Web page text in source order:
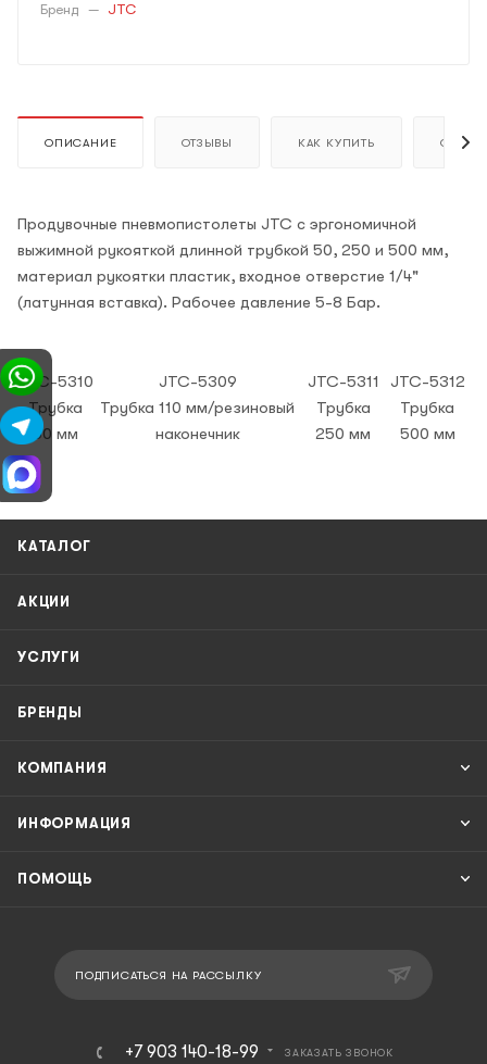
Бренд — JTC
ОПИСАНИЕ ОТЗЫВЫ КАК КУПИТЬ ОПЛАТА
Продувочные пневмопистолеты JTC с эргономичной
выжимной рукояткой длинной трубкой 50, 250 и 500 мм,
материал рукоятки пластик, входное отверстие 1/4"
(латунная вставка). Рабочее давление 5-8 Бар.
JTC-5310 JTC-5309 JTC-5311
JTC-5312
Трубка
50 мм
Трубка 110 мм/резиновый
наконечник
Трубка
250 мм
Трубка
500 мм
КАТАЛОГ
АКЦИИ
УСЛУГИ
БРЕНДЫ
КОМПАНИЯ
ИНФОРМАЦИЯ
ПОМОЩЬ
ПОДПИСАТЬСЯ НА РАССЫЛКУ
+7 903 140-18-99 ЗАКАЗАТЬ ЗВОНОК